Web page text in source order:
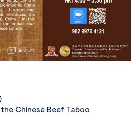
Chinese Beef Taboo